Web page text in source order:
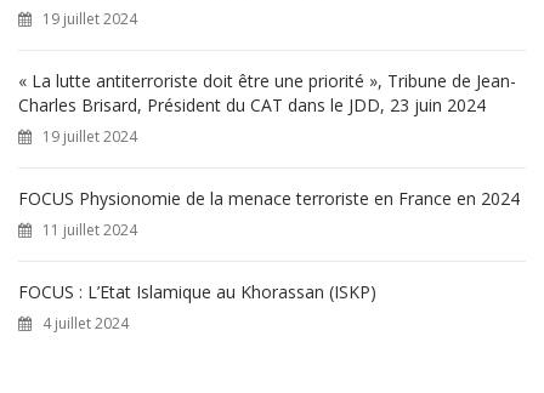
19 juillet 2024
« La lutte antiterroriste doit être une priorité », Tribune de Jean-
Charles Brisard, Président du CAT dans le JDD, 23 juin 2024
19 juillet 2024
FOCUS Physionomie de la menace terroriste en France en 2024
11 juillet 2024
FOCUS : L’Etat Islamique au Khorassan (ISKP)
4 juillet 2024